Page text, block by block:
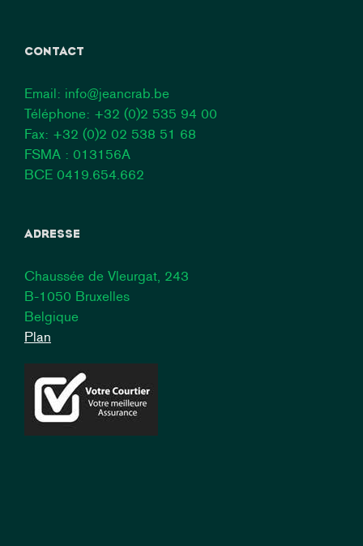
CONTACT
Email: info@jeancrab.be
Téléphone: +32 (0)2 535 94 00
Fax: +32 (0)2 02 538 51 68
FSMA : 013156A
BCE 0419.654.662
ADRESSE
Chaussée de Vleurgat, 243
B-1050 Bruxelles
Belgique
Plan